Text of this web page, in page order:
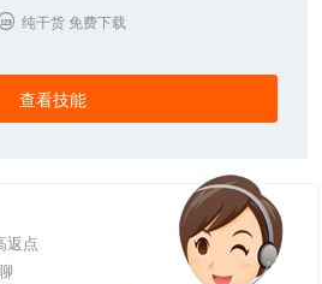
纯干货 免费下载
查看技能
返点